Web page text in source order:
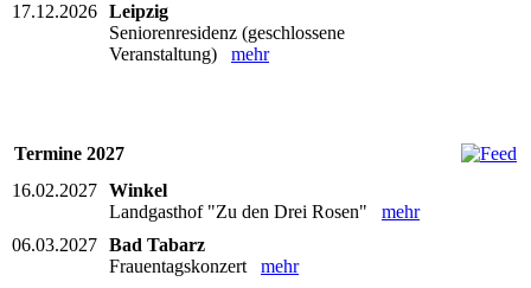
17.12.2026 Leipzig
Seniorenresidenz (geschlossene
Veranstaltung) mehr
Termine 2027
16.02.2027 Winkel
Landgasthof "Zu den Drei Rosen" mehr
06.03.2027 Bad Tabarz
Frauentagskonzert mehr